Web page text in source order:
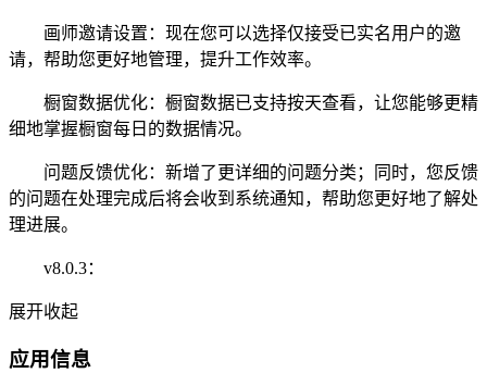
画师邀请设置：现在您可以选择仅接受已实名用户的邀
请，帮助您更好地管理，提升工作效率。
橱窗数据优化：橱窗数据已支持按天查看，让您能够更精
细地掌握橱窗每日的数据情况。
问题反馈优化：新增了更详细的问题分类；同时，您反馈
的问题在处理完成后将会收到系统通知，帮助您更好地了解处
理进展。
v8.0.3：
展开收起
应用信息